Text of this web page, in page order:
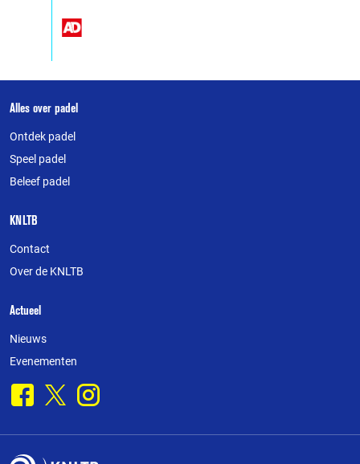
Over
deze
website
Alles over padel
Ontdek padel
Speel padel
Beleef padel
KNLTB
Contact
Over de KNLTB
Actueel
Nieuws
Evenementen
Facebook
X Instagram